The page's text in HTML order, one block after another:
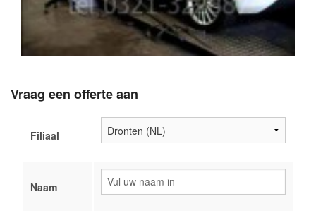
Vraag een offerte aan
Filiaal
Naam